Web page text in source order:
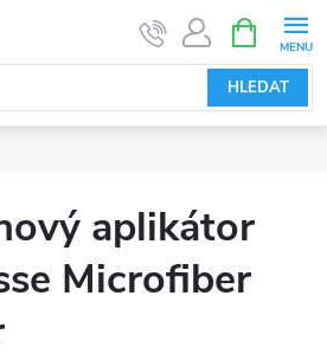
HLEDAT
NÁKUPNÍ
KOŠÍK
aplikátor
Microfiber